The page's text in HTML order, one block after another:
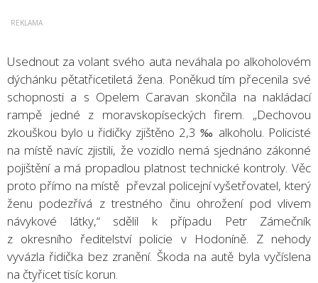
Usednout za volant svého auta neváhala po alkoholovém
dýchánku pětatřicetiletá žena. Poněkud tím přecenila své
schopnosti a s Opelem Caravan skončila na nakládací
rampě jedné z moravskopíseckých firem. „Dechovou
zkouškou bylo u řidičky zjištěno 2,3 ‰ alkoholu. Policisté
na místě navíc zjistili, že vozidlo nemá sjednáno zákonné
pojištění a má propadlou platnost technické kontroly. Věc
proto přímo na místě převzal policejní vyšetřovatel, který
ženu podezřívá z trestného činu ohrožení pod vlivem
návykové látky,“ sdělil k případu Petr Zámečník
z okresního ředitelství policie v Hodoníně. Z nehody
vyvázla řidička bez zranění. Škoda na autě byla vyčíslena
na čtyřicet tisíc korun.